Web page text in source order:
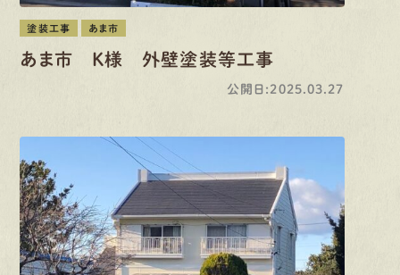
塗装工事 あま市
あま市 K様 外壁塗装等工事
公開日:2025.03.27